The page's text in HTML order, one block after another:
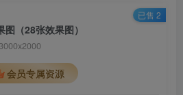
（28张效果图）
会员专属资源
已售 2